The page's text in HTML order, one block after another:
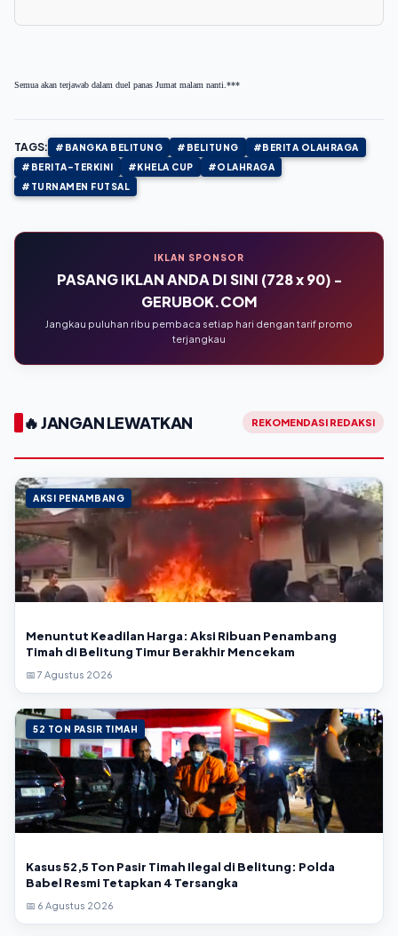
Semua akan terjawab dalam duel panas Jumat malam nanti.***
TAGS: #BANGKA BELITUNG #BELITUNG
#BERITA OLAHRAGA
#BERITA-TERKINI
#KHELA CUP
#OLAHRAGA
#TURNAMEN FUTSAL
IKLAN SPONSOR
PASANG IKLAN ANDA DI SINI (728 x 90) -
GERUBOK.COM
Jangkau puluhan ribu pembaca setiap hari dengan tarif promo
terjangkau
🔥 JANGAN LEWATKAN REKOMENDASI REDAKSI
AKSI PENAMBANG
Menuntut Keadilan Harga: Aksi Ribuan Penambang
Timah di Belitung Timur Berakhir Mencekam
📅 7 Agustus 2026
52 TON PASIR TIMAH
Kasus 52,5 Ton Pasir Timah Ilegal di Belitung: Polda
Babel Resmi Tetapkan 4 Tersangka
📅 6 Agustus 2026